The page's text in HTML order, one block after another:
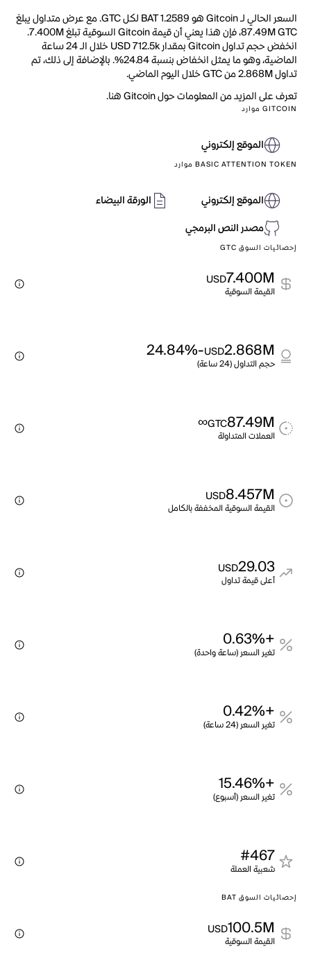
السعر الحالي لـ Gitcoin هو BAT 1.2589 لكل GTC. مع عرض متداول يبلغ
87.49M GTC، فإن هذا يعني أن قيمة Gitcoin السوقية تبلغ 7.400M.
انخفض حجم تداول Gitcoin بمقدار USD 712.5k خلال الـ 24 ساعة
الماضية، وهو ما يمثل انخفاض بنسبة 24.84%. بالإضافة إلى ذلك، تم
تداول 2.868M من GTC خلال اليوم الماضي.
تعرف على المزيد من المعلومات حول Gitcoin هنا.
GITCOIN موارد
الموقع إلكتروني
BASIC ATTENTION TOKEN موارد
الموقع إلكتروني
الورقة البيضاء
مصدر النص البرمجي
إحصائيات السوق GTC
7.400M
USD
القيمة السوقية
2.868M
USD
-24.84%
حجم التداول (24 ساعة)
87.49M
GTC
∞
العملات المتداولة
8.457M
USD
القيمة السوقية المخففة بالكامل
29.03
USD
أعلى قيمة تداول
+0.63%
تغير السعر (ساعة واحدة)
+0.42%
تغير السعر (24 ساعة)
+15.46%
تغير السعر (أسبوع)
#467
شعبية العملة
إحصائيات السوق BAT
100.5M
USD
القيمة السوقية